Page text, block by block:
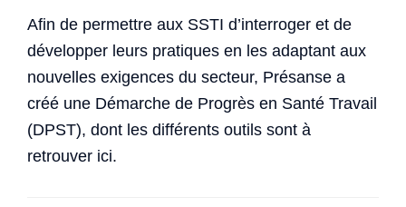
Afin de permettre aux SSTI d’interroger et de
développer leurs pratiques en les adaptant aux
nouvelles exigences du secteur, Présanse a
créé une Démarche de Progrès en Santé Travail
(DPST), dont les différents outils sont à
retrouver ici.